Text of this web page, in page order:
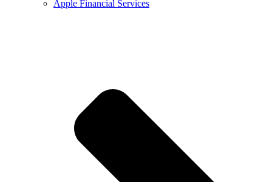
Apple Financial Services